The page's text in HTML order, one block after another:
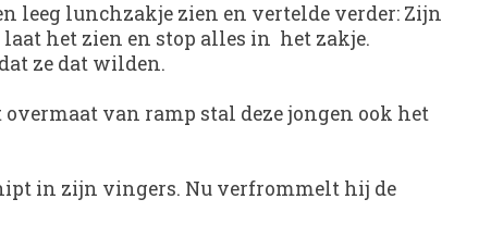
leeg lunchzakje zien en vertelde verder: Zijn
het zien en stop alles in het zakje.
ze dat wilden.
van ramp stal deze jongen ook het
in zijn vingers. Nu verfrommelt hij de